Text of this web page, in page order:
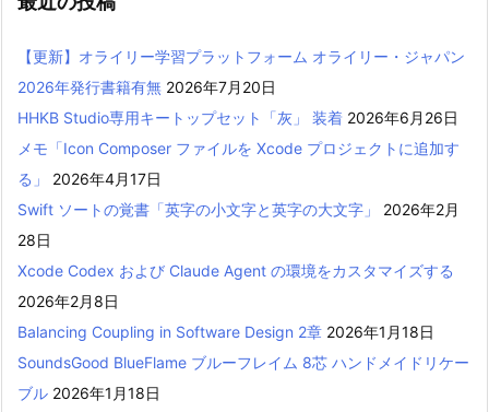
【更新】オライリー学習プラットフォーム オライリー・ジャパン
2026年発行書籍有無 2026年7月20日
HHKB Studio専用キートップセット「灰」 装着 2026年6月26日
メモ「Icon Composer ファイルを Xcode プロジェクトに追加す
る」
2026年4月17日
Swift ソートの覚書「英字の小文字と英字の大文字」
2026年2月
28日
Xcode Codex および Claude Agent の環境をカスタマイズする
2026年2月8日
Balancing Coupling in Software Design 2章 2026年1月18日
SoundsGood BlueFlame ブルーフレイム 8芯 ハンドメイドリケー
ブル 2026年1月18日